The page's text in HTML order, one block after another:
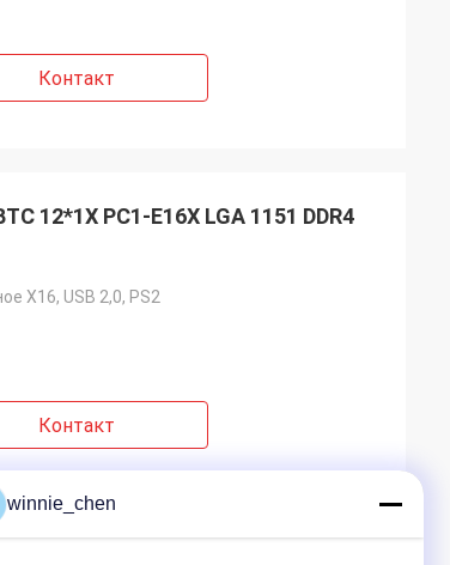
Контакт
12*1X PC1-E16X LGA 1151 DDR4
X16, USB 2,0, PS2
Контакт
winnie_chen